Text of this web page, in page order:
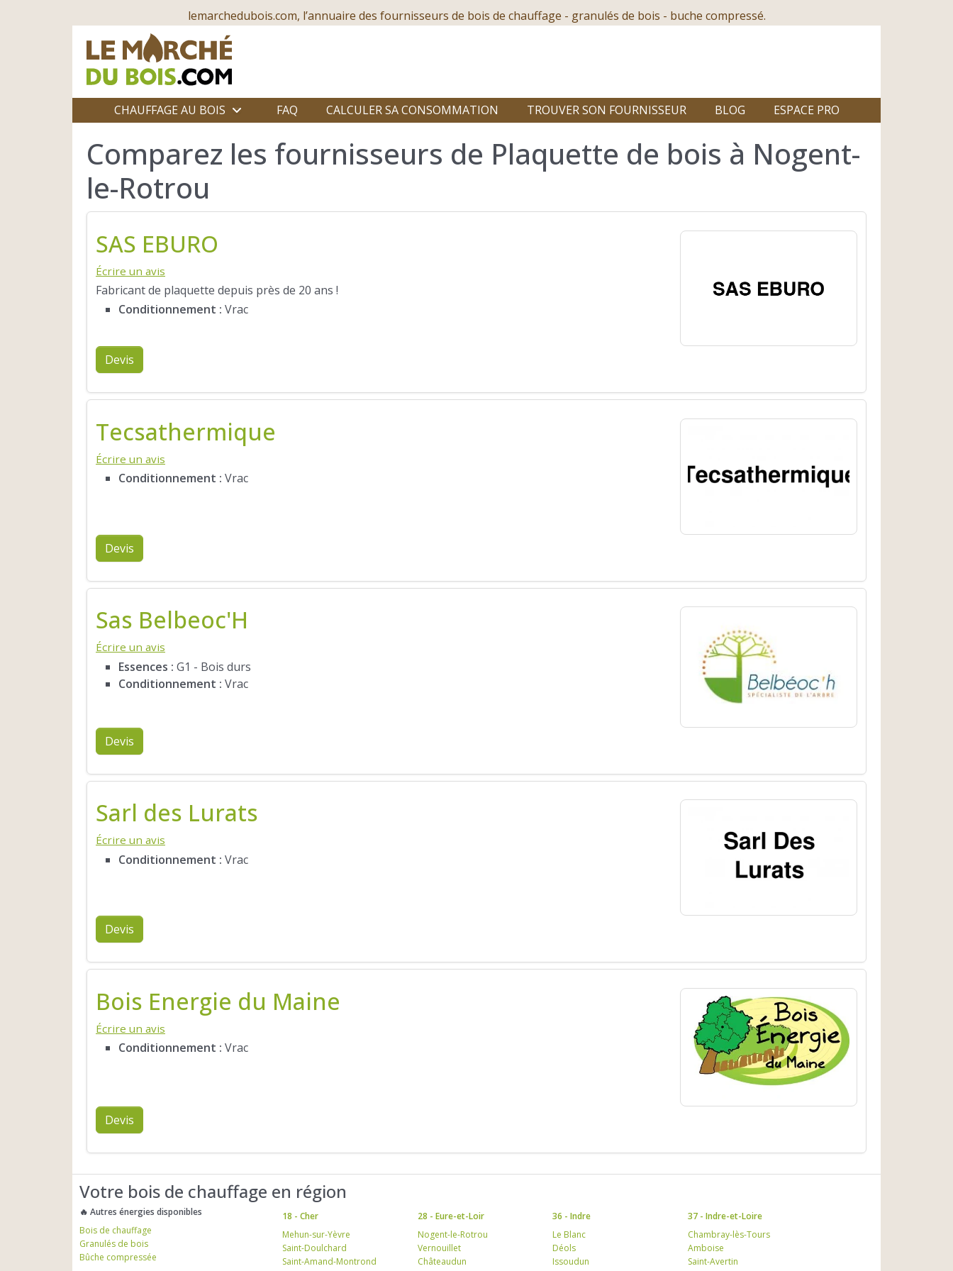
lemarchedubois.com, l’annuaire des fournisseurs de bois de chauffage - granulés de bois - buche compressé.
CHAUFFAGE AU BOIS FAQ CALCULER SA CONSOMMATION TROUVER SON FOURNISSEUR BLOG ESPACE PRO
Comparez les fournisseurs de Plaquette de bois à Nogent-
le-Rotrou
SAS EBURO
Écrire un avis
Fabricant de plaquette depuis près de 20 ans !
Conditionnement : Vrac
Devis
Tecsathermique
Écrire un avis
Conditionnement : Vrac
Devis
Sas Belbeoc'H
Écrire un avis
Essences : G1 - Bois durs
Conditionnement : Vrac
Devis
Sarl des Lurats
Écrire un avis
Conditionnement : Vrac
Devis
Bois Energie du Maine
Écrire un avis
Conditionnement : Vrac
Devis
Votre bois de chauffage en région
🔥 Autres énergies disponibles
Bois de chauffage
Granulés de bois
Bûche compressée
18 - Cher
Mehun-sur-Yèvre
Saint-Doulchard
Saint-Amand-Montrond
28 - Eure-et-Loir
Nogent-le-Rotrou
Vernouillet
Châteaudun
36 - Indre
Le Blanc
Déols
Issoudun
37 - Indre-et-Loire
Chambray-lès-Tours
Amboise
Saint-Avertin